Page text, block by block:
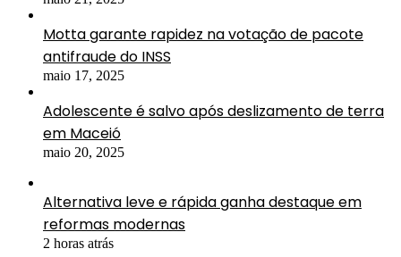
Motta garante rapidez na votação de pacote
antifraude do INSS
maio 17, 2025
Adolescente é salvo após deslizamento de terra
em Maceió
maio 20, 2025
Alternativa leve e rápida ganha destaque em
reformas modernas
2 horas atrás